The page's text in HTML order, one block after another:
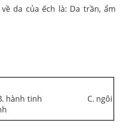
da của ếch là: Da trần, ẩm
tinh C. ngôi